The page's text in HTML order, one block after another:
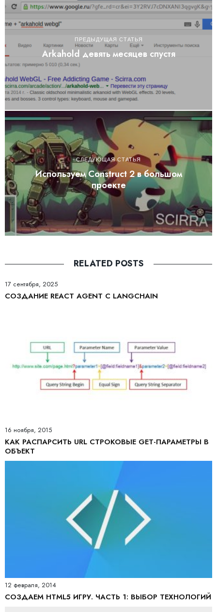
ПРЕДЫДУЩАЯ СТАТЬЯ
Arkahold девять месяцев спустя
СЛЕДУЮЩАЯ СТАТЬЯ
Используем Construct 2 в большом
проекте
RELATED POSTS
17 сентября, 2025
СОЗДАНИЕ REACT AGENT С LANGCHAIN
16 ноября, 2015
КАК РАСПАРСИТЬ URL СТРОКОВЫЕ GET-ПАРАМЕТРЫ В
ОБЪЕКТ
12 февраля, 2014
СОЗДАЕМ HTML5 ИГРУ. ЧАСТЬ 1: ВЫБОР ТЕХНОЛОГИЙ